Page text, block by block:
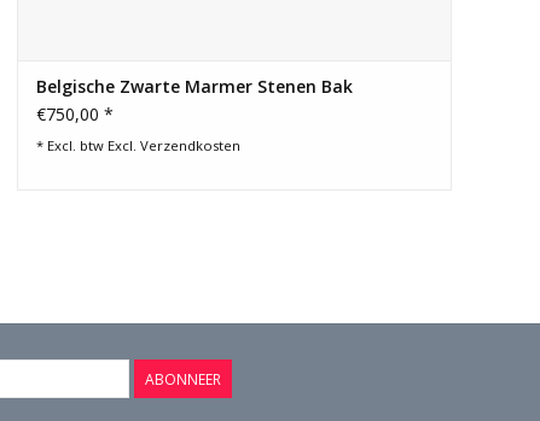
Belgische Zwarte Marmer Stenen Bak
€750,00 *
* Excl. btw Excl. Verzendkosten
ABONNEER